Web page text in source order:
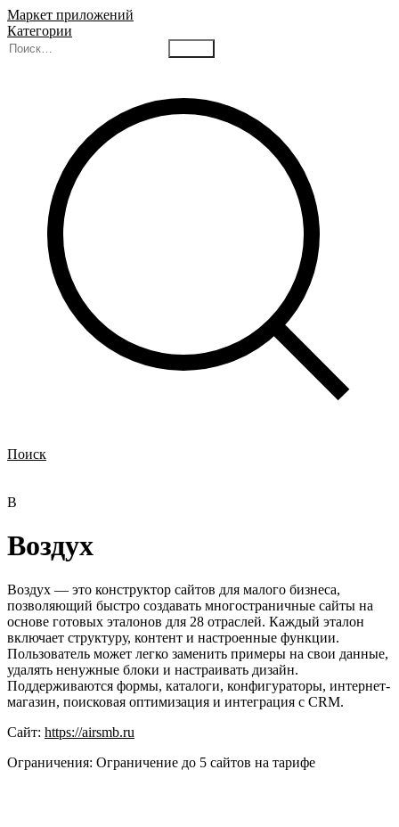
Маркет приложений
Категории
Поиск
В
Воздух
Воздух — это конструктор сайтов для малого бизнеса,
позволяющий быстро создавать многостраничные сайты на
основе готовых эталонов для 28 отраслей. Каждый эталон
включает структуру, контент и настроенные функции.
Пользователь может легко заменить примеры на свои данные,
удалять ненужные блоки и настраивать дизайн.
Поддерживаются формы, каталоги, конфигураторы, интернет-
магазин, поисковая оптимизация и интеграция с CRM.
Сайт: https://airsmb.ru
Ограничения: Ограничение до 5 сайтов на тарифе